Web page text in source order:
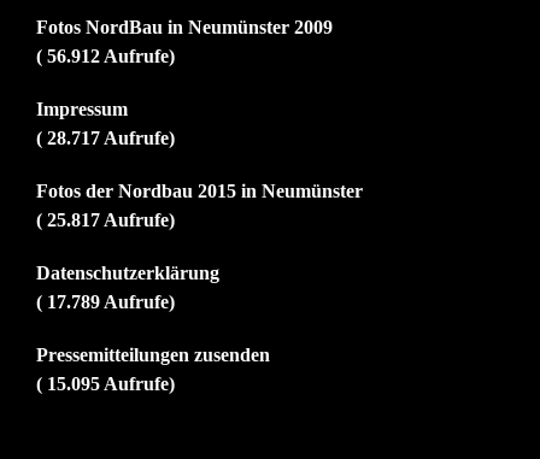
Fotos NordBau in Neumünster 2009
( 56.912 Aufrufe)
Impressum
( 28.717 Aufrufe)
Fotos der Nordbau 2015 in Neumünster
( 25.817 Aufrufe)
Datenschutzerklärung
( 17.789 Aufrufe)
Pressemitteilungen zusenden
( 15.095 Aufrufe)